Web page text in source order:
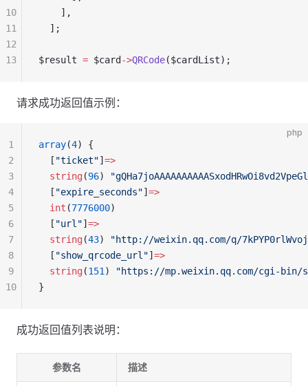
    ],
  ];
$result = $card ->QRCode($cardList);
10
11
12
13
请求成功返回值示例：
php
array(4) {
  [
"ticket"] =>
  string
(96)
  [
"expire_seconds"] =>
  int
(7776000)
  [
"url"] =>
  string
(43)
"http://weixin.qq.com/q/
  [
"show_qrcode_url"] =>
  string
(151 )
"https://mp.weixin.qq.com/cgi-bin/
}
1
2
3
4
5
6
7
8
9
10
成功返回值列表说明：
参数名 描述